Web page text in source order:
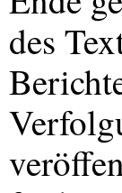
des